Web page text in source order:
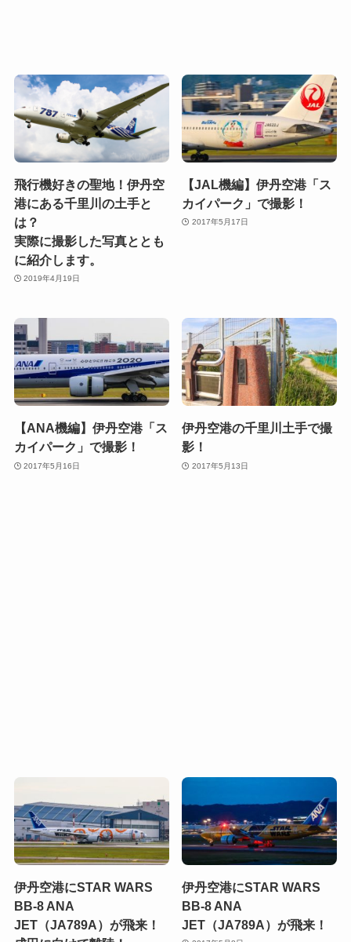
飛行機好きの聖地！伊丹空
港にある千里川の土手と
は？
実際に撮影した写真ととも
に紹介します。
2019年4月19日
【JAL機編】伊丹空港「ス
カイパーク」で撮影！
2017年5月17日
【ANA機編】伊丹空港「ス
カイパーク」で撮影！
2017年5月16日
伊丹空港の千里川土手で撮
影！
2017年5月13日
伊丹空港にSTAR WARS
BB-8 ANA
JET（JA789A）が飛来！
伊丹空港にSTAR WARS
BB-8 ANA
JET（JA789A）が飛来！